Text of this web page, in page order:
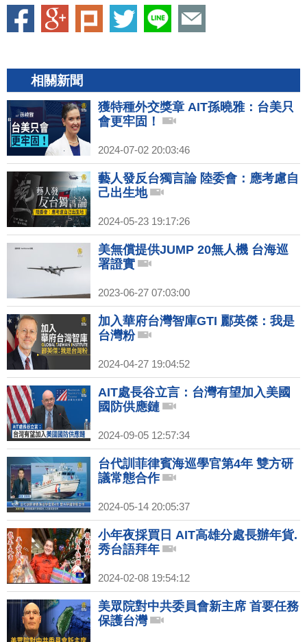
相關新聞
獲特種外交獎章 AIT孫曉雅：台美只
會更牢固！
2024-07-02 20:03:46
藝人發反台獨言論 陸委會：應考慮自
己出生地
2024-05-23 19:17:26
美無償提供JUMP 20無人機 台海巡
署證實
2023-06-27 07:03:00
加入華府台灣智庫GTI 酈英傑：我是
台灣粉
2024-04-27 19:04:52
AIT處長谷立言：台灣有望加入美國
國防供應鏈
2024-09-05 12:57:34
台代訓菲律賓海巡學官第4年 雙方研
議常態合作
2024-05-14 20:05:37
小年夜採買日 AIT高雄分處長辦年貨.
秀台語拜年
2024-02-08 19:54:12
美眾院對中共委員會新主席 首要任務
保護台灣